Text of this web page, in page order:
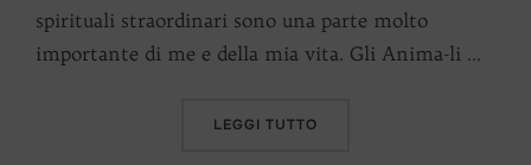
spirituali straordinari sono una parte molto
importante di me e della mia vita. Gli Anima-li …
LEGGI TUTTO